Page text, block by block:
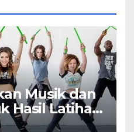
Musik dan
Hasil Latihan